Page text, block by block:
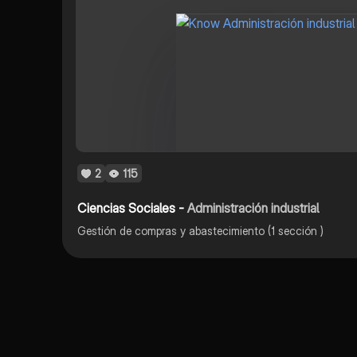
2 115
Ciencias Sociales -Administración industrial
Gestión de compras y abastecimiento (1 sección )